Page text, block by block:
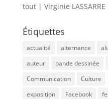
tout | Virginie
Étiquettes
actualité alternance
auteur
bande dessinée
Communication
Culture
exposition
Facebook